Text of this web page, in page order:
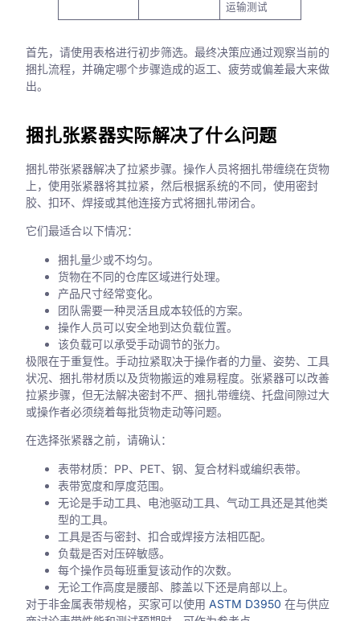
运输测试
首先，请使用表格进行初步筛选。最终决策应通过观察当前的
捆扎流程，并确定哪个步骤造成的返工、疲劳或偏差最大来做
出。
捆扎张紧器实际解决了什么问题
捆扎带张紧器解决了拉紧步骤。操作人员将捆扎带缠绕在货物
上，使用张紧器将其拉紧，然后根据系统的不同，使用密封
胶、扣环、焊接或其他连接方式将捆扎带闭合。
它们最适合以下情况：
捆扎量少或不均匀。
货物在不同的仓库区域进行处理。
产品尺寸经常变化。
团队需要一种灵活且成本较低的方案。
操作人员可以安全地到达负载位置。
该负载可以承受手动调节的张力。
极限在于重复性。手动拉紧取决于操作者的力量、姿势、工具
状况、捆扎带材质以及货物搬运的难易程度。张紧器可以改善
拉紧步骤，但无法解决密封不严、捆扎带缠绕、托盘间隙过大
或操作者必须绕着每批货物走动等问题。
在选择张紧器之前，请确认：
表带材质：PP、PET、钢、复合材料或编织表带。
表带宽度和厚度范围。
无论是手动工具、电池驱动工具、气动工具还是其他类
型的工具。
工具是否与密封、扣合或焊接方法相匹配。
负载是否对压碎敏感。
每个操作员每班重复该动作的次数。
无论工作高度是腰部、膝盖以下还是肩部以上。
对于非金属表带规格，买家可以使用 ASTM D3950 在与供应